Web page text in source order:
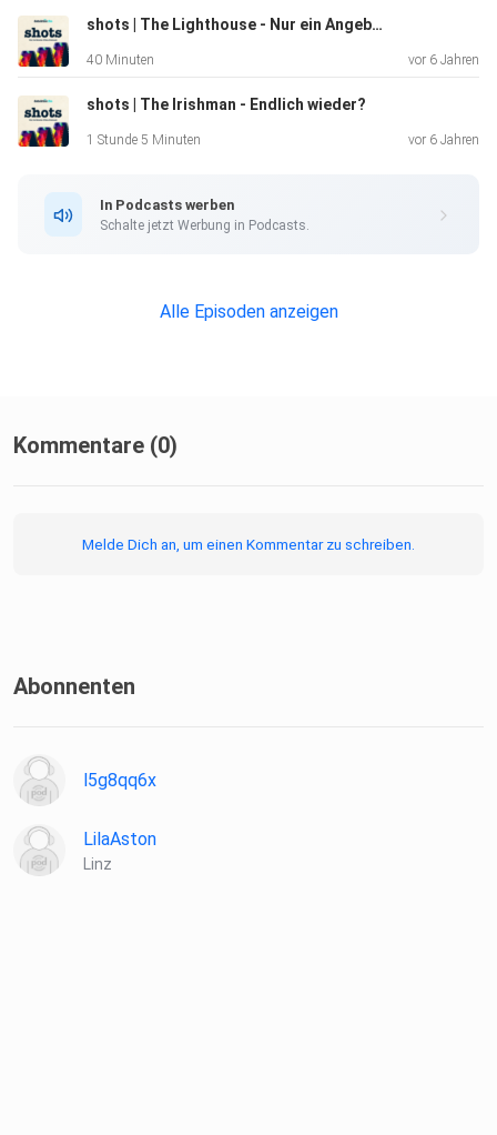
shots | The Lighthouse - Nur ein Angeber-Film?
40 Minuten vor 6 Jahren
shots | The Irishman - Endlich wieder?
1 Stunde 5 Minuten vor 6 Jahren
In Podcasts werben
Schalte jetzt Werbung in Podcasts.
Alle Episoden anzeigen
Kommentare (0)
Melde Dich an, um einen Kommentar zu schreiben.
Abonnenten
l5g8qq6x
LilaAston
Linz